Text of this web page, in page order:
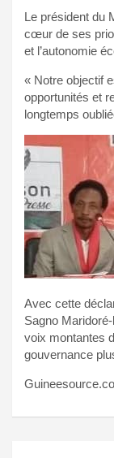
Le président du
cœur de ses
et l’autonomie
« Notre objectif
opportunités et
longtemps
Avec cette
Sagno
voix montantes
gouvernance